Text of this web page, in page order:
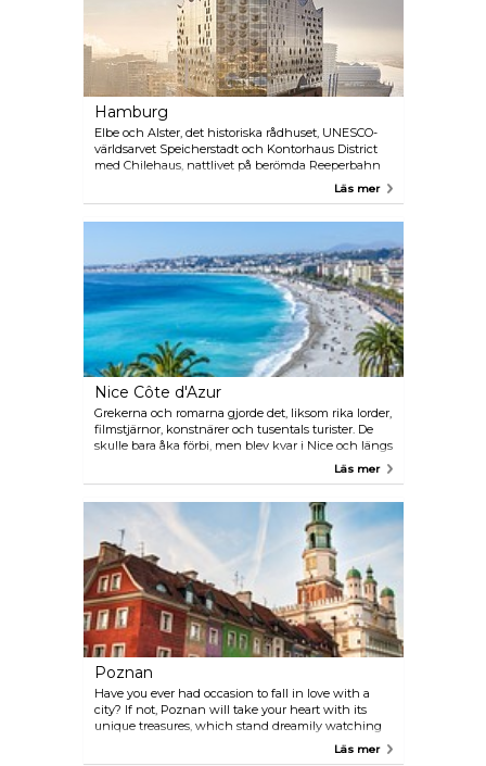
mångfald och underhållning för alla åldrar gör San
Francisco till ett utmärkt semesterval.
Hamburg
Elbe och Alster, det historiska rådhuset, UNESCO-
världsarvet Speicherstadt och Kontorhaus District
med Chilehaus, nattlivet på berömda Reeperbahn
och Hamburgs traditionella fiskmarknad formar alla
Elbphilharmonie Hamburg. I Hamburg förenas
anseende, elegans och modernitet till en global
atmosfär som saknar motstycke.
Läs mer
Nice Côte d'Azur
Grekerna och romarna gjorde det, liksom rika lorder,
filmstjärnor, konstnärer och tusentals turister. De
skulle bara åka förbi, men blev kvar i Nice och längs
Rivieran, några i veckor, andra i månader och år.
grönsaker. Allt detta med tårna i ett turkosblått hav!
Ovanpå det har ett Nice Nouveau vuxit fram: en
kaxig Medelhavsmetropol med pulserande nattliv,
nya vågade hotell och djärva konsthallar.
Paradgatan, La Promenade des Anglais, är hela
Rivierans Champs-Elsyées.
Läs mer
Poznan
Have you ever had occasion to fall in love with a
city? If not, Poznan will take your heart with its
unique treasures, which stand dreamily watching
their own reflections in the fast flowing WartaLäs mer